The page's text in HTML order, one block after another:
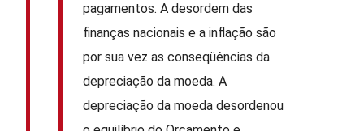
pagamentos. A desordem das
finanças nacionais e a inflação são
por sua vez as conseqüências da
depreciação da moeda. A
depreciação da moeda desordenou